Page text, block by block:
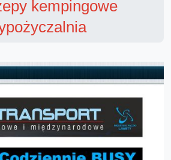
kempingowe